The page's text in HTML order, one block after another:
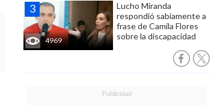
4969
Lucho Miranda
respondió sabiamente a
frase de Camila Flores
sobre la discapacidad